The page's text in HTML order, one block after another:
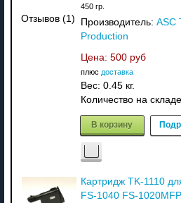
Отзывов (1)
450 гр.
Производитель: ASC
Production
Цена: 500 руб
плюс доставка
Вес: 0.45 кг.
Количество на
В корзину
Картридж TK-1110
FS-1040 FS-